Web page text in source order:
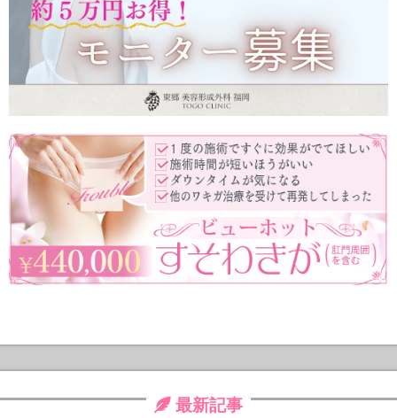
最新記事